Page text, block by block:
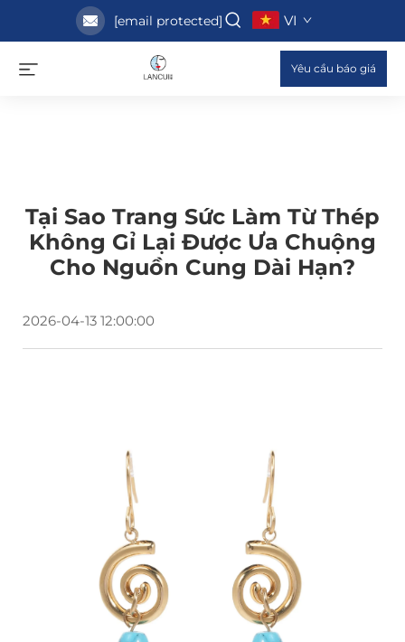
[email protected] VI
Yêu cầu báo giá
Tại Sao Trang Sức Làm Từ Thép
Không Gỉ Lại Được Ưa Chuộng
Cho Nguồn Cung Dài Hạn?
2026-04-13 12:00:00